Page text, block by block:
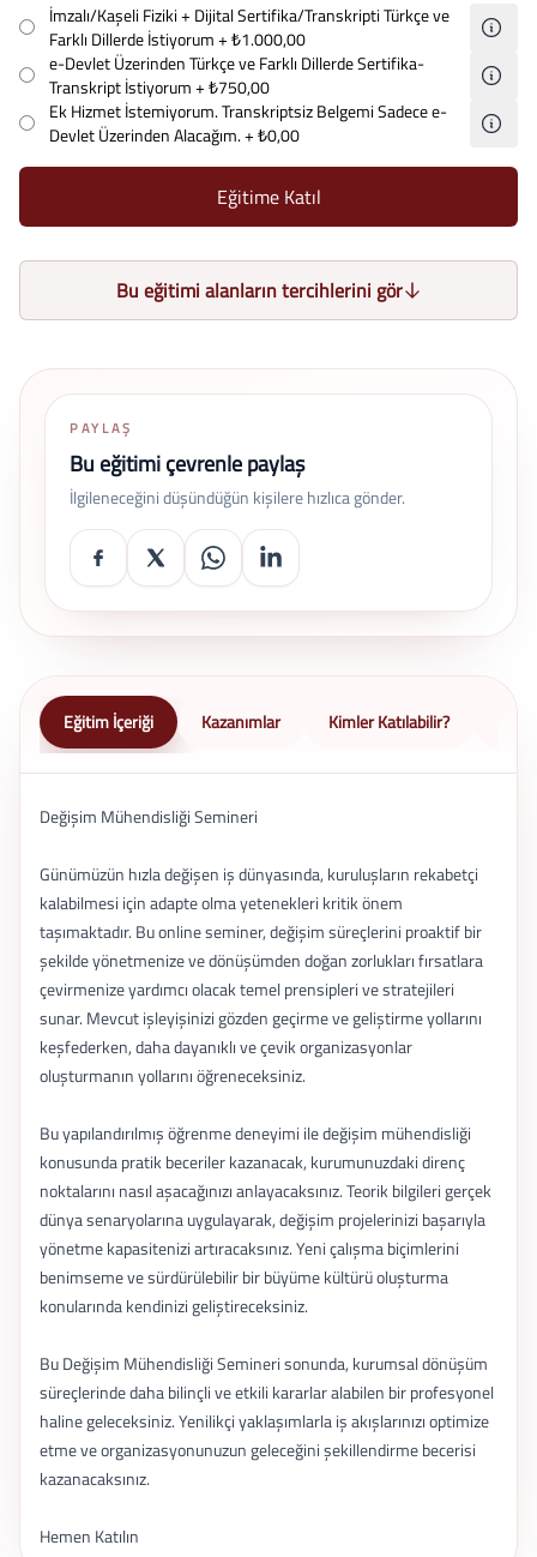
İmzalı/Kaşeli Fiziki + Dijital Sertifika/Transkripti Türkçe ve
Farklı Dillerde İstiyorum+ ₺1.000,00
e-Devlet Üzerinden Türkçe ve Farklı Dillerde Sertifika-
Transkript İstiyorum+ ₺750,00
Ek Hizmet İstemiyorum. Transkriptsiz Belgemi Sadece e-
Devlet Üzerinden Alacağım.+ ₺0,00
Eğitime Katıl
Bu eğitimi alanların tercihlerini gör
PAYLAŞ
Bu eğitimi çevrenle paylaş
İlgileneceğini düşündüğün kişilere hızlıca gönder.
Eğitim İçeriği Kazanımlar Kimler Katılabilir?
Değişim Mühendisliği Semineri
Günümüzün hızla değişen iş dünyasında, kuruluşların rekabetçi
kalabilmesi için adapte olma yetenekleri kritik önem
taşımaktadır. Bu online seminer, değişim süreçlerini proaktif bir
şekilde yönetmenize ve dönüşümden doğan zorlukları fırsatlara
çevirmenize yardımcı olacak temel prensipleri ve stratejileri
sunar. Mevcut işleyişinizi gözden geçirme ve geliştirme yollarını
keşfederken, daha dayanıklı ve çevik organizasyonlar
oluşturmanın yollarını öğreneceksiniz.
Bu yapılandırılmış öğrenme deneyimi ile değişim mühendisliği
konusunda pratik beceriler kazanacak, kurumunuzdaki direnç
noktalarını nasıl aşacağınızı anlayacaksınız. Teorik bilgileri gerçek
dünya senaryolarına uygulayarak, değişim projelerinizi başarıyla
yönetme kapasitenizi artıracaksınız. Yeni çalışma biçimlerini
benimseme ve sürdürülebilir bir büyüme kültürü oluşturma
konularında kendinizi geliştireceksiniz.
Bu Değişim Mühendisliği Semineri sonunda, kurumsal dönüşüm
süreçlerinde daha bilinçli ve etkili kararlar alabilen bir profesyonel
haline geleceksiniz. Yenilikçi yaklaşımlarla iş akışlarınızı optimize
etme ve organizasyonunuzun geleceğini şekillendirme becerisi
kazanacaksınız.
Hemen Katılın